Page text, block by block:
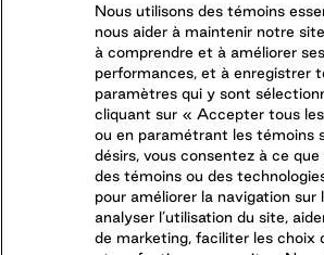
OPPORTUNITÉS SAISONNIÈRES
DERNIÈRES OPPORTUNITÉS
CONNECTEZ-VOUS AVEC
SUIVEZ-NOUS SUR
Nous utilisons des témoins
nous aider à maintenir notre
à comprendre et à améliorer ses
performances, et à enregistrer
paramètres qui y sont
cliquant sur « Accepter tous
ou en paramétrant les témoins
désirs, vous consentez à ce
des témoins ou des
pour améliorer la navigation sur
analyser l’utilisation du site,
de marketing, faciliter les choix